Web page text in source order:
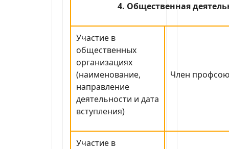
4. Общественная
Участие в
общественных
организациях
(наименование,
направление
деятельности и дата
вступления)
Член
Участие в